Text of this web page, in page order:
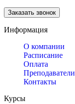
Информация
О компании
Расписание
Оплата
Преподаватели
Контакты
Курсы